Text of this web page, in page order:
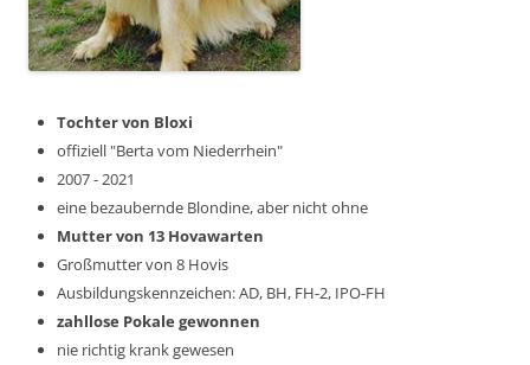
Tochter von Bloxi
offiziell "Berta vom Niederrhein"
2007 - 2021
eine bezaubernde Blondine, aber nicht ohne
Mutter von 13 Hovawarten
Großmutter von 8 Hovis
Ausbildungskennzeichen: AD, BH, FH-2, IPO-FH
zahllose Pokale gewonnen
nie richtig krank gewesen